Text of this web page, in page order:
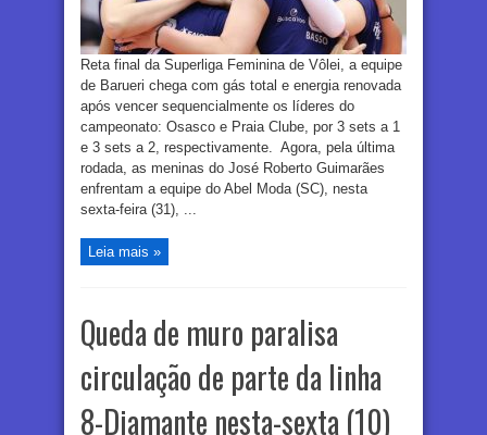
Reta final da Superliga Feminina de Vôlei, a equipe
de Barueri chega com gás total e energia renovada
após vencer sequencialmente os líderes do
campeonato: Osasco e Praia Clube, por 3 sets a 1
e 3 sets a 2, respectivamente. Agora, pela última
rodada, as meninas do José Roberto Guimarães
enfrentam a equipe do Abel Moda (SC), nesta
sexta-feira (31), ...
Leia mais »
Queda de muro paralisa
circulação de parte da linha
8-Diamante nesta-sexta (10)